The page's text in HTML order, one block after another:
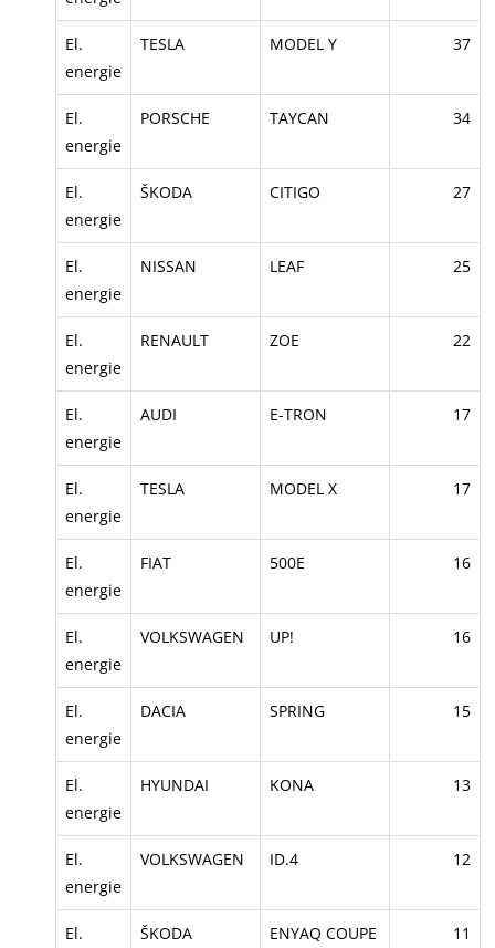
El.
energie
TESLA MODEL Y 37
El.
energie
PORSCHE TAYCAN 34
El.
energie
ŠKODA CITIGO 27
El.
energie
NISSAN LEAF 25
El.
energie
RENAULT ZOE 22
El.
energie
AUDI E-TRON 17
El.
energie
TESLA MODEL X 17
El.
energie
FIAT 500E 16
El.
energie
VOLKSWAGEN UP! 16
El.
energie
DACIA SPRING 15
El.
energie
HYUNDAI KONA 13
El.
energie
VOLKSWAGEN ID.4 12
El. ŠKODA ENYAQ COUPE 11